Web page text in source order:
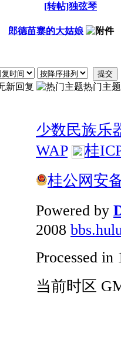
[转帖]独弦琴
郎德苗寨的大姑娘
提交
新回复
热门主题
少数民族乐
WAP
桂
桂公网安
Powered by
2008
Processed in
当前时区